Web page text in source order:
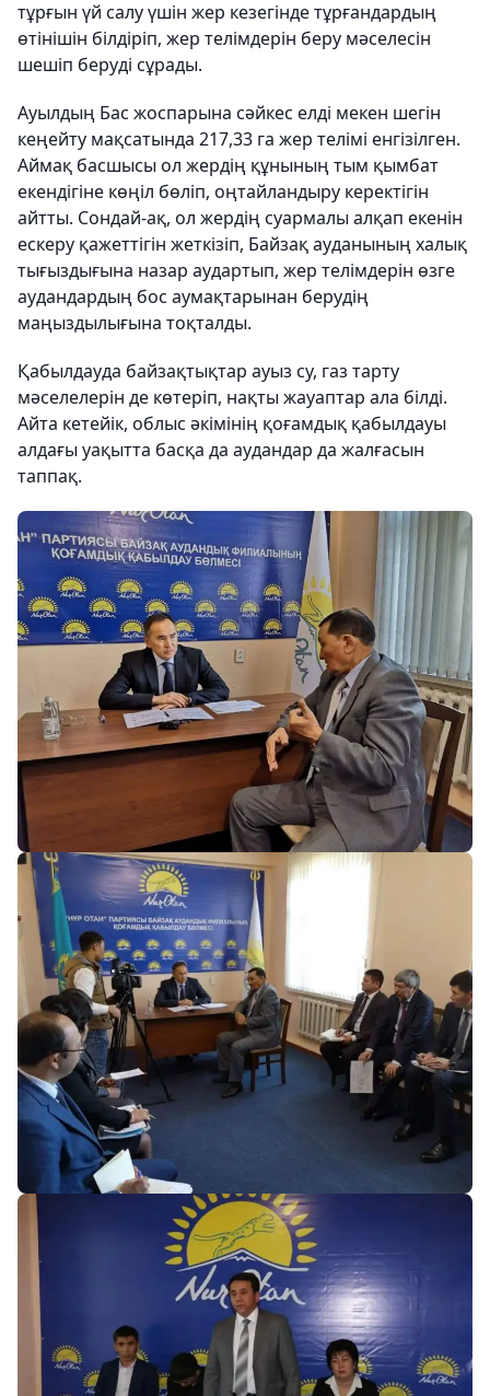
тұрғын үй салу үшін жер кезегінде тұрғандардың
өтінішін білдіріп, жер телімдерін беру мәселесін
шешіп беруді сұрады.
Ауылдың Бас жоспарына сәйкес елді мекен шегін
кеңейту мақсатында 217,33 га жер телімі енгізілген.
Аймақ басшысы ол жердің құнының тым қымбат
екендігіне көңіл бөліп, оңтайландыру керектігін
айтты. Сондай-ақ, ол жердің суармалы алқап екенін
ескеру қажеттігін жеткізіп, Байзақ ауданының халық
тығыздығына назар аудартып, жер телімдерін өзге
аудандардың бос аумақтарынан берудің
маңыздылығына тоқталды.
Қабылдауда байзақтықтар ауыз су, газ тарту
мәселелерін де көтеріп, нақты жауаптар ала білді.
Айта кетейік, облыс әкімінің қоғамдық қабылдауы
алдағы уақытта басқа да аудандар да жалғасын
таппақ.